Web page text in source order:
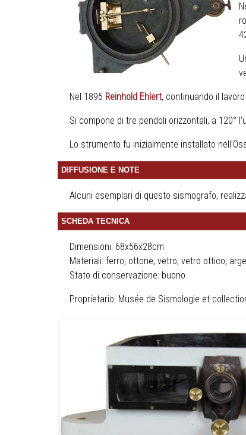
Nel 1895 Reinhold Ehlert, continuando il
Si compone di tre pendoli orizzontali, a 120°
Lo strumento fu inizialmente installato
DIFFUSIONE E NOTE
Alcuni esemplari di questo sismografo,
SCHEDA TECNICA
Dimensioni: 68x56x28cm
Materiali: ferro, ottone, vetro, vetro ottico,
Stato di conservazione: buono
Proprietario: Musée de Sismologie et